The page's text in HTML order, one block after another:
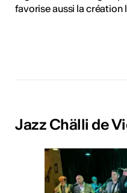
favorise aussi la création
Jazz Chälli de